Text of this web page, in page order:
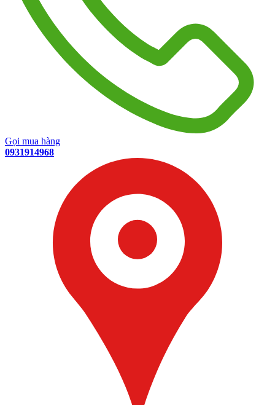
Gọi mua hàng
0931914968